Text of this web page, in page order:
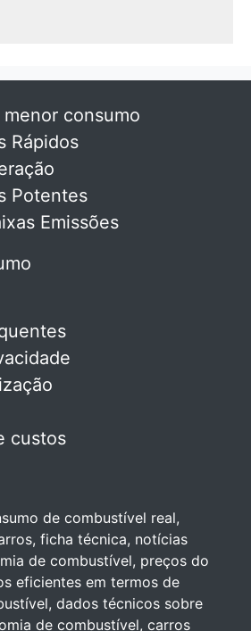
consumo
Rápidos
Potentes
Emissões
custos
de combustível real,
ficha técnica, notícias
de combustível, preços do
eficientes em termos de
dados técnicos sobre
de combustível, carros